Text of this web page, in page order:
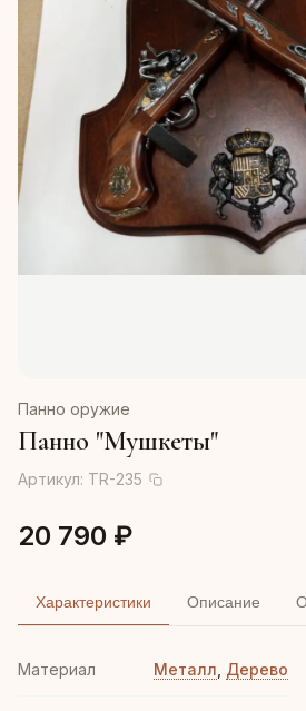
Панно оружие
Панно "Мушкеты"
Артикул: TR-235
20 790 ₽
Характеристики Описание
Материал Металл Дерево